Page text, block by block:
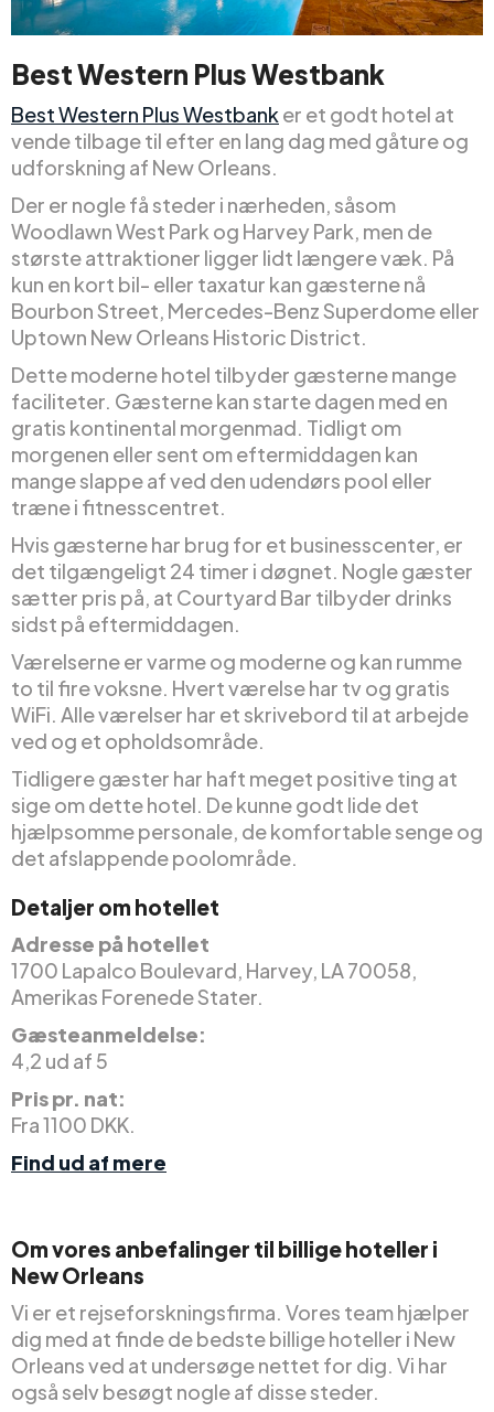
Best Western Plus Westbank
Best Western Plus Westbank er et godt hotel at
vende tilbage til efter en lang dag med gåture og
udforskning af New Orleans.
Der er nogle få steder i nærheden, såsom
Woodlawn West Park og Harvey Park, men de
største attraktioner ligger lidt længere væk. På
kun en kort bil- eller taxatur kan gæsterne nå
Bourbon Street, Mercedes-Benz Superdome eller
Uptown New Orleans Historic District.
Dette moderne hotel tilbyder gæsterne mange
faciliteter. Gæsterne kan starte dagen med en
gratis kontinental morgenmad. Tidligt om
morgenen eller sent om eftermiddagen kan
mange slappe af ved den udendørs pool eller
træne i fitnesscentret.
Hvis gæsterne har brug for et businesscenter, er
det tilgængeligt 24 timer i døgnet. Nogle gæster
sætter pris på, at Courtyard Bar tilbyder drinks
sidst på eftermiddagen.
Værelserne er varme og moderne og kan rumme
to til fire voksne. Hvert værelse har tv og gratis
WiFi. Alle værelser har et skrivebord til at arbejde
ved og et opholdsområde.
Tidligere gæster har haft meget positive ting at
sige om dette hotel. De kunne godt lide det
hjælpsomme personale, de komfortable senge og
det afslappende poolområde.
Detaljer om hotellet
Adresse på hotellet
1700 Lapalco Boulevard, Harvey, LA 70058,
Amerikas Forenede Stater.
Gæsteanmeldelse:
4,2 ud af 5
Pris pr. nat:
Fra 1100 DKK.
Find ud af mere
Om vores anbefalinger til billige hoteller i
New Orleans
Vi er et rejseforskningsfirma. Vores team hjælper
dig med at finde de bedste billige hoteller i New
Orleans ved at undersøge nettet for dig. Vi har
også selv besøgt nogle af disse steder.